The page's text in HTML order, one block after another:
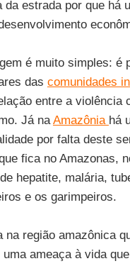
da estrada por que há
é muito simples:
das comunidades
entre a
Já naAmazônia há
por falta deste
fica no Amazonas,
hepatite, malária,
e os garimpeiros.
na região amazônica
ameaça à vida